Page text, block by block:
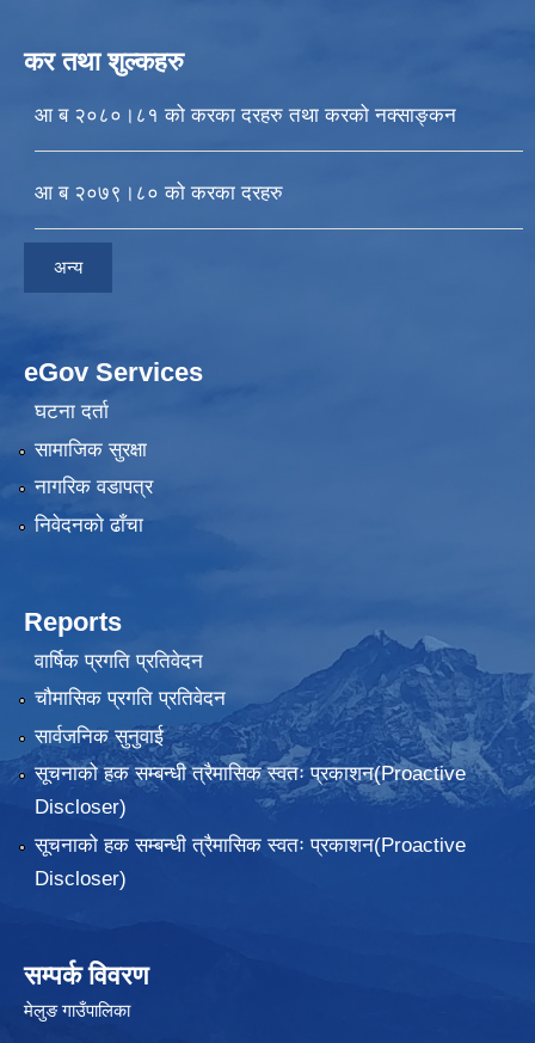
कर तथा शुल्कहरु
आ ब २०८०।८१ को करका दरहरु तथा करको नक्साङ्कन
आ ब २०७९।८० को करका दरहरु
अन्य
eGov Services
घटना दर्ता
सामाजिक सुरक्षा
नागरिक वडापत्र
निवेदनकाे ढाँचा
Reports
वार्षिक प्रगति प्रतिवेदन
चौमासिक प्रगति प्रतिवेदन
सार्वजनिक सुनुवाई
सूचनाको हक सम्बन्धी त्रैमासिक स्वतः प्रकाशन(Proactive
Discloser)
सूचनाको हक सम्बन्धी त्रैमासिक स्वतः प्रकाशन(Proactive
Discloser)
सम्पर्क विवरण
मेलुङ गाउँपालिका